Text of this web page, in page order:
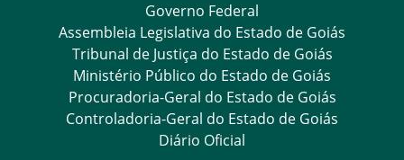
Governo Federal
Assembleia Legislativa do Estado de Goiás
Tribunal de Justiça do Estado de Goiás
Ministério Público do Estado de Goiás
Procuradoria-Geral do Estado de Goiás
Controladoria-Geral do Estado de Goiás
Diário Oficial